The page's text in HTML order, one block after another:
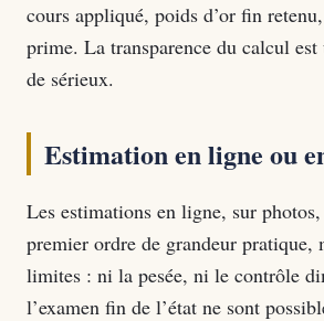
cours appliqué, poids d’or fin
prime. La transparence du calcul
de sérieux.
Estimation en ligne ou
Les estimations en ligne, sur
premier ordre de grandeur pratique,
limites : ni la pesée, ni le contrôle
l’examen fin de l’état ne sont